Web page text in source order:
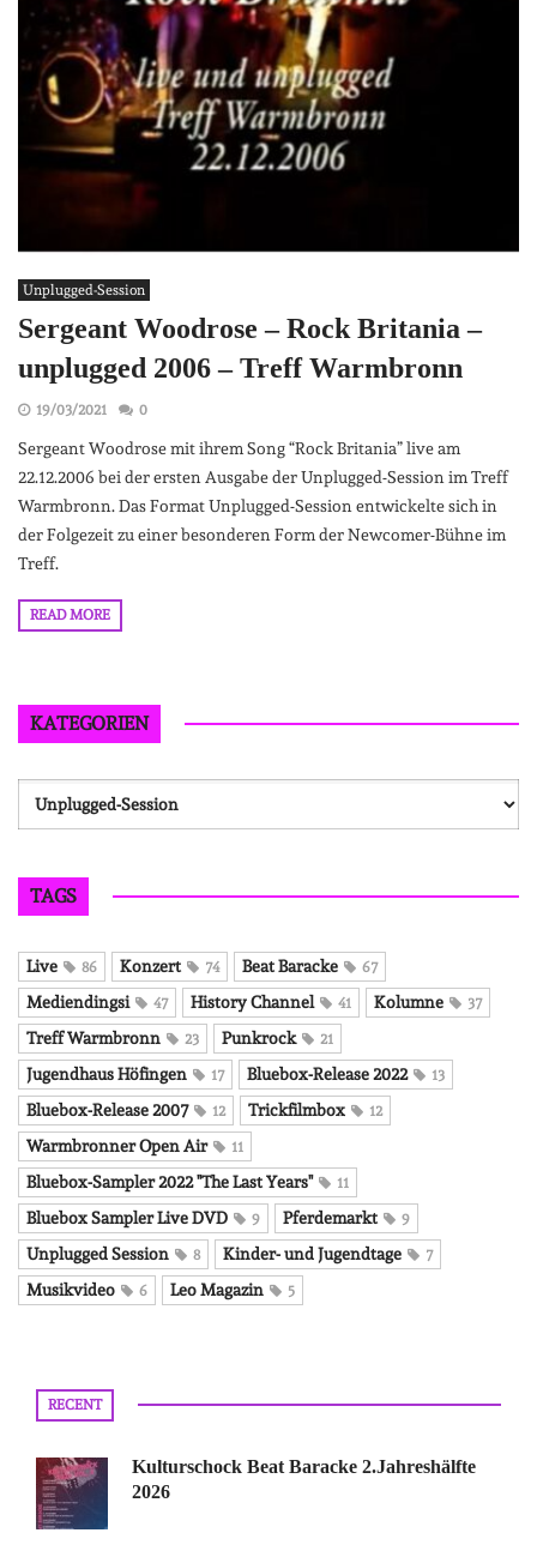
Unplugged-Session
Sergeant Woodrose – Rock Britania –
unplugged 2006 – Treff Warmbronn
19/03/2021 0
Sergeant Woodrose mit ihrem Song “Rock Britania” live am
22.12.2006 bei der ersten Ausgabe der Unplugged-Session im Treff
Warmbronn. Das Format Unplugged-Session entwickelte sich in
der Folgezeit zu einer besonderen Form der Newcomer-Bühne im
Treff.
READ MORE
KATEGORIEN
Kategorien
TAGS
Live 86 Konzert 74 Beat Baracke 67
Mediendingsi 47 History Channel 41 Kolumne 37
Treff Warmbronn 23 Punkrock 21
Jugendhaus Höfingen 17 Bluebox-Release 2022 13
Bluebox-Release 2007 12 Trickfilmbox 12
Warmbronner Open Air 11
Bluebox-Sampler 2022 "The Last Years" 11
Bluebox Sampler Live DVD 9 Pferdemarkt 9
Unplugged Session 8 Kinder- und Jugendtage 7
Musikvideo 6 Leo Magazin 5
RECENT
Kulturschock Beat Baracke 2.Jahreshälfte
2026